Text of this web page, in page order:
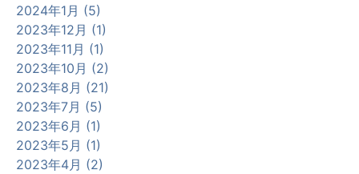
2024年1月 (5)
2023年12月 (1)
2023年11月 (1)
2023年10月 (2)
2023年8月 (21)
2023年7月 (5)
2023年6月 (1)
2023年5月 (1)
2023年4月 (2)